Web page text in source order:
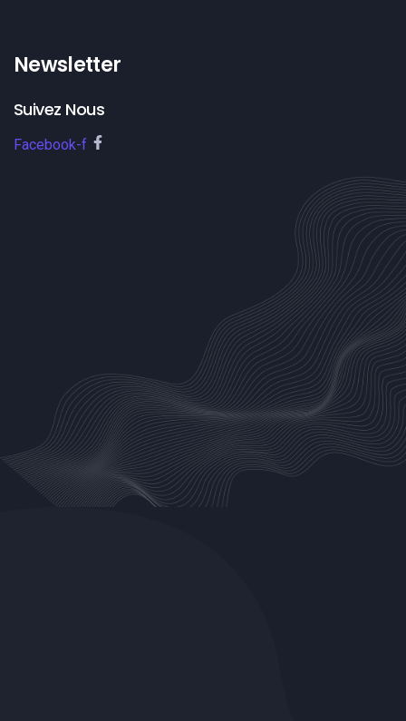
Newsletter
Suivez Nous
Facebook-f